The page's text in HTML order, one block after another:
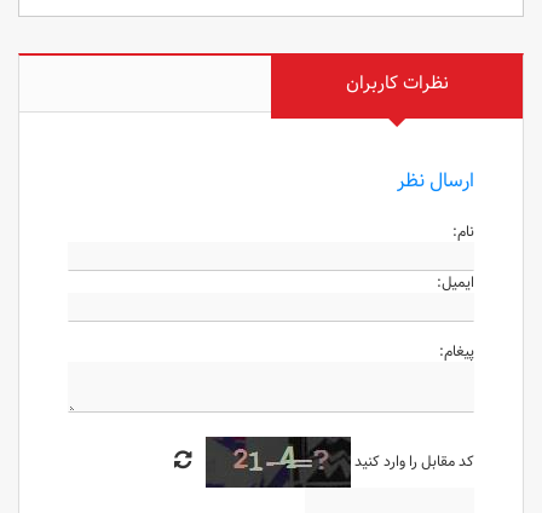
نظرات کاربران
ارسال نظر
نام:
ایمیل:
پیغام:
کد مقابل را وارد کنید